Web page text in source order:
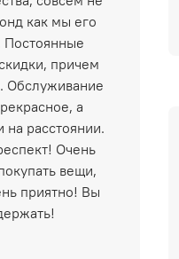
как мы его
Постоянные
причем
Обслуживание
а
расстоянии.
Очень
вещи,
приятно! Вы